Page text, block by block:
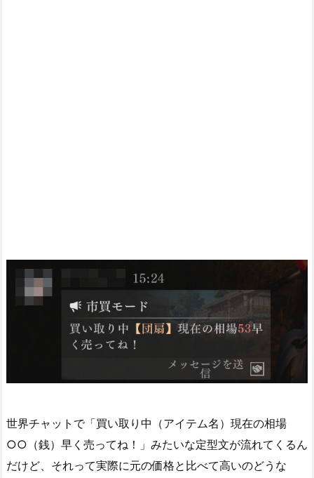
世界チャットで「買い取り中（アイテム名）現在の相場
○○（銭）早く売ってね！」みたいな定型文が流れてくるん
だけど、それって実際に元の価格と比べて高いのどうな